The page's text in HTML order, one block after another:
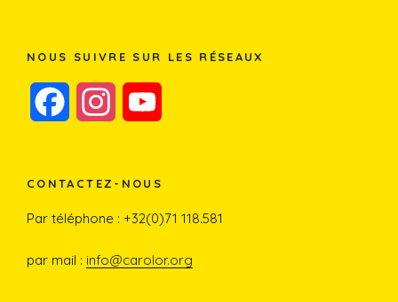
NOUS SUIVRE SUR LES RÉSEAUX
c
e
b
s
t
a
T
u
CONTACTEZ-NOUS
Par téléphone : +32(0)71 118.581
par mail : info@carolor.org